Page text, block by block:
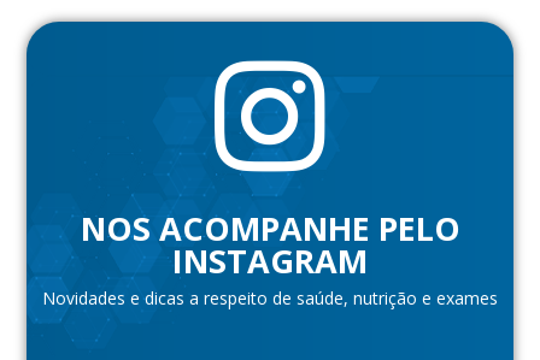
NOS ACOMPANHE PELO
INSTAGRAM
Novidades e dicas a respeito de saúde, nutrição e exames